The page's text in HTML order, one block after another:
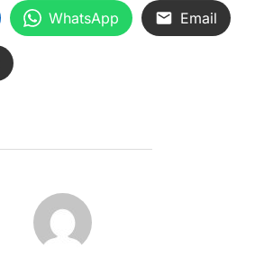
WhatsApp Email
BEITRAGSAUTOR